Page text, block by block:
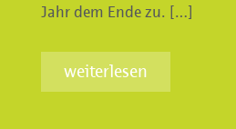
Jahr dem Ende zu. […]
weiterlesen